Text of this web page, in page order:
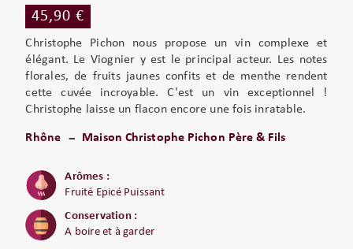
45,90 €
Christophe Pichon nous propose un vin complexe et
élégant. Le Viognier y est le principal acteur. Les notes
florales, de fruits jaunes confits et de menthe rendent
cette cuvée incroyable. C'est un vin exceptionnel !
Christophe laisse un flacon encore une fois inratable.
Rhône Maison Christophe Pichon Père & Fils
Arômes :
Fruité Epicé Puissant
Conservation :
A boire et à garder